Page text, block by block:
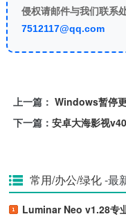
侵权请邮件与我们联系
7512117@qq.com
上一篇： Windows暂停
下一篇： 安卓大海影视
常用/办公/绿化-最
Luminar Neo v1.28专